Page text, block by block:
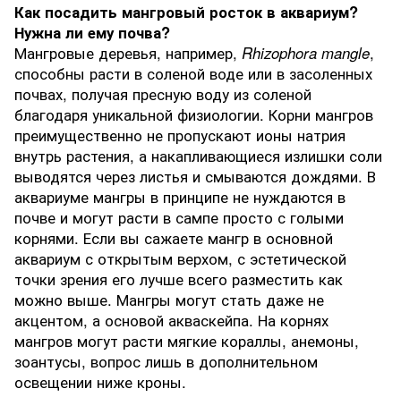
Как посадить мангровый росток в аквариум?
Нужна ли ему почва?
Мангровые деревья, например, Rhizophora mangle,
способны расти в соленой воде или в засоленных
почвах, получая пресную воду из соленой
благодаря уникальной физиологии. Корни мангров
преимущественно не пропускают ионы натрия
внутрь растения, а накапливающиеся излишки соли
выводятся через листья и смываются дождями. В
аквариуме мангры в принципе не нуждаются в
почве и могут расти в сампе просто с голыми
корнями. Если вы сажаете мангр в основной
аквариум с открытым верхом, с эстетической
точки зрения его лучше всего разместить как
можно выше. Мангры могут стать даже не
акцентом, а основой акваскейпа. На корнях
мангров могут расти мягкие кораллы, анемоны,
зоантусы, вопрос лишь в дополнительном
освещении ниже кроны.